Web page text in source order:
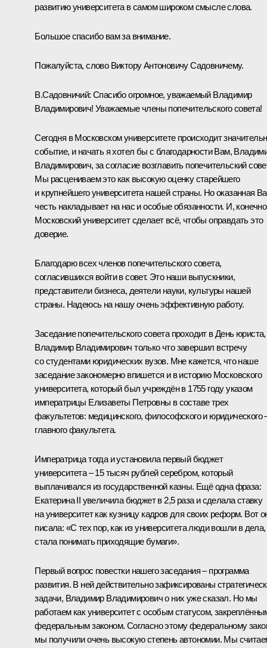
развитию университета в самом широком смысле слова.
Большое спасибо вам за внимание.
Пожалуйста, слово Виктору Антоновичу Садовничему.
В.Садовничий: Спасибо огромное, уважаемый Владимир
Владимирович! Уважаемые члены попечительского совета!
Сегодня в Московском университете происходит
событие, и начать я хотел бы с благодарности Вам,
Владимирович, за согласие возглавить попечительский
Мы расцениваем это как высокую оценку старейшего
и крупнейшего университета нашей страны. Но оказанная
честь накладывает на нас и особые обязанности. И,
Московский университет сделает всё, чтобы оправдать это
доверие.
Благодарю всех членов попечительского совета,
согласившихся войти в совет. Это наши выпускники,
представители бизнеса, деятели науки, культуры нашей
страны. Надеюсь на нашу очень эффективную работу.
Заседание попечительского совета проходит в День юриста,
Владимир Владимирович только что завершил встречу
со студентами юридических вузов. Мне кажется, что наше
заседание закономерно впишется и в историю Московского
университета, который был учреждён в 1755 году указом
императрицы Елизаветы Петровны в составе трех
факультетов: медицинского, философского и юридического
главного факультета.
Императрица тогда и установила первый бюджет
университета – 15 тысяч рублей серебром, который
выплачивался из государственной казны. Ещё одна фраза:
Екатерина II увеличила бюджет в 2,5 раза и сделала ставку
на университет как кузницу кадров для своих реформ. Вот
писала: «С тех пор, как из университета люди вошли в дела,
стала понимать приходящие бумаги».
Первый вопрос повестки нашего заседания – программа
развития. В ней действительно зафиксированы
задачи, Владимир Владимирович о них уже сказал. Но мы
работаем как университет с особым статусом,
федеральным законом. Согласно этому федеральному
мы получили очень высокую степень автономии. Мы